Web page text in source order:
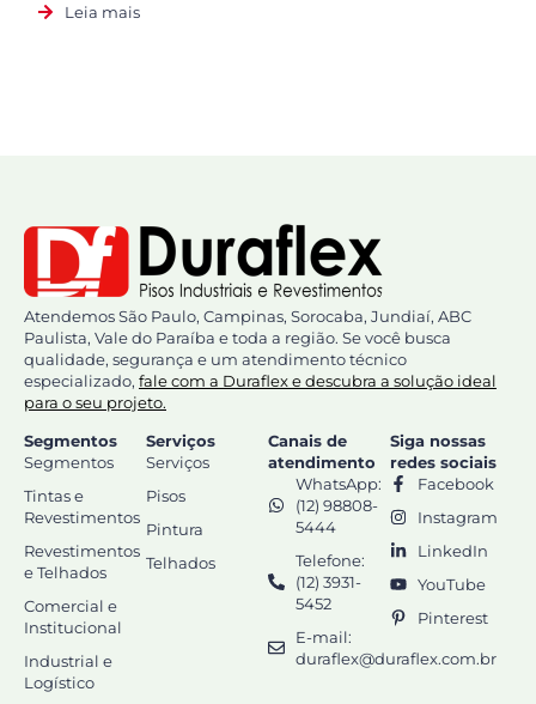
Leia mais
Atendemos São Paulo, Campinas, Sorocaba, Jundiaí, ABC
Paulista, Vale do Paraíba e toda a região. Se você busca
qualidade, segurança e um atendimento técnico
especializado, fale com a Duraflex e descubra a solução ideal
para o seu projeto.
Segmentos
Segmentos
Tintas e
Revestimentos
Revestimentos
e Telhados
Comercial e
Institucional
Industrial e
Logístico
Serviços
Serviços
Pisos
Pintura
Telhados
Canais de
atendimento
WhatsApp:
(12) 98808-
5444
Telefone:
(12) 3931-
5452
E-mail:
duraflex@duraflex.com.br
Siga nossas
redes sociais
Facebook
Instagram
LinkedIn
YouTube
Pinterest